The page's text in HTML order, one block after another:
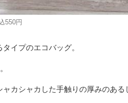
550円
イプのエコバッグ。
カシャカした手触りの厚みのある